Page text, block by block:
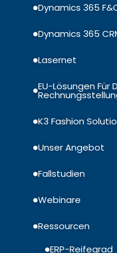
Dynamics 365
Dynamics 365
Lasernet
EU-Lösungen Für
K3 Fashion
Unser Angebot
Fallstudien
Webinare
Ressourcen
ERP-Reifegrad